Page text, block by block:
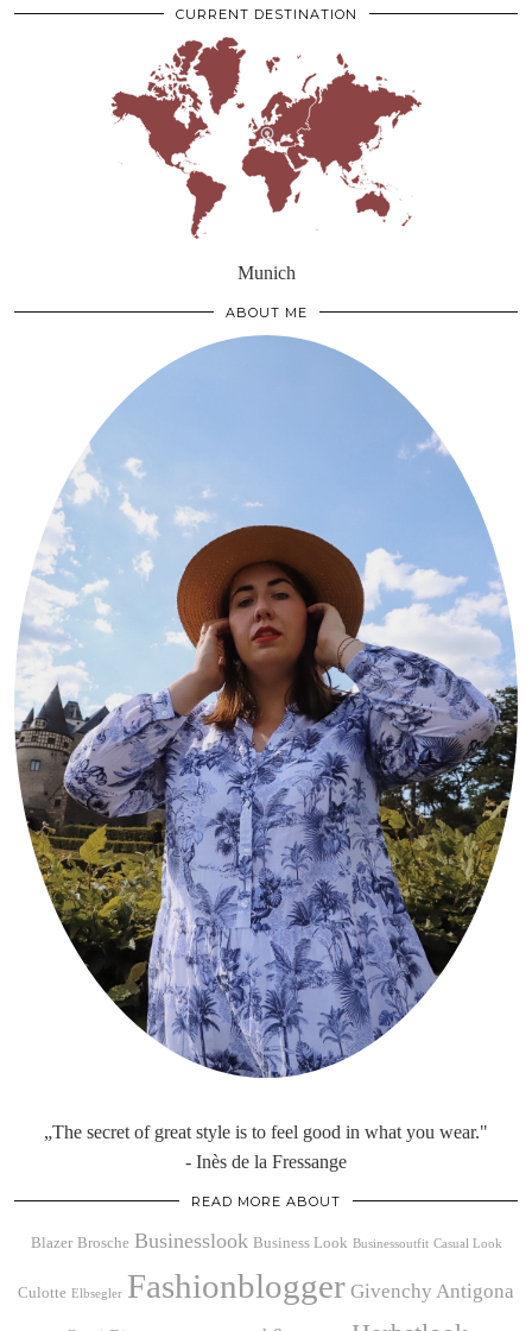
CURRENT DESTINATION
Munich
ABOUT ME
„The secret of great style is to feel good in what you wear."
- Inès de la Fressange
READ MORE ABOUT
Blazer Brosche Businesslook Business Look Businessoutfit Casual Look
Culotte Elbsegler Fashionblogger Givenchy Antigona